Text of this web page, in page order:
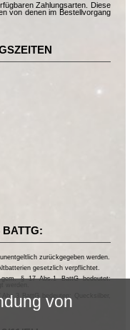
Zahlungsarten. Diese
von denen im Bestellvorgang
BATTG:
zurückgegeben werden.
gesetzlich verpflichtet.
§ 17 Abs.1 BattG bedeutet:
BattG bedeuten: Quecksilber,
von